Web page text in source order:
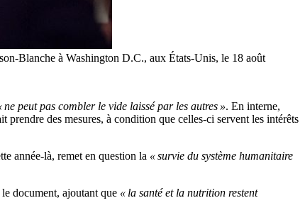
Blanche à Washington D.C., aux États-Unis, le 18 août
ne peut pas combler le vide laissé par les autres ». En interne,
des mesures, à condition que celles-ci servent les intérêts
année-là, remet en question la « survie du système humanitaire
le document, ajoutant que « la santé et la nutrition restent